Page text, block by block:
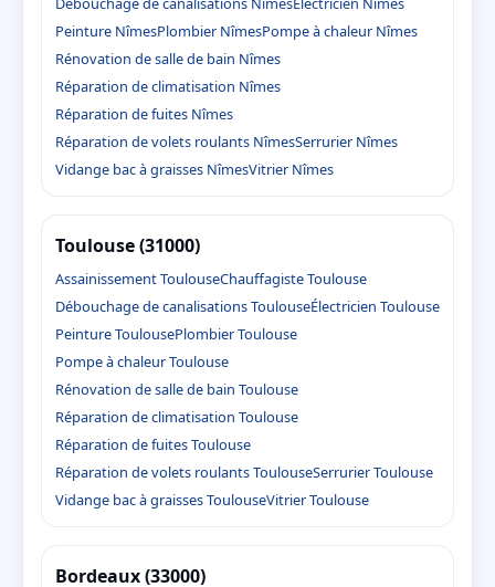
Peinture NîmesPlombier NîmesPompe à chaleur Nîmes
Rénovation de salle de bain Nîmes
Réparation de climatisation Nîmes
Réparation de fuites Nîmes
Réparation de volets roulants NîmesSerrurier Nîmes
Vidange bac à graisses NîmesVitrier Nîmes
Toulouse (31000)
Assainissement ToulouseChauffagiste Toulouse
Débouchage de canalisations ToulouseÉlectricien Toulouse
Peinture ToulousePlombier Toulouse
Pompe à chaleur Toulouse
Rénovation de salle de bain Toulouse
Réparation de climatisation Toulouse
Réparation de fuites Toulouse
Réparation de volets roulants ToulouseSerrurier Toulouse
Vidange bac à graisses ToulouseVitrier Toulouse
Bordeaux (33000)